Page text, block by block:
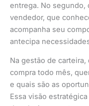
entrega. No segundo,
vendedor, que
acompanha seu
antecipa
Na gestão de
compra todo mês,
e quais são as
Essa visão